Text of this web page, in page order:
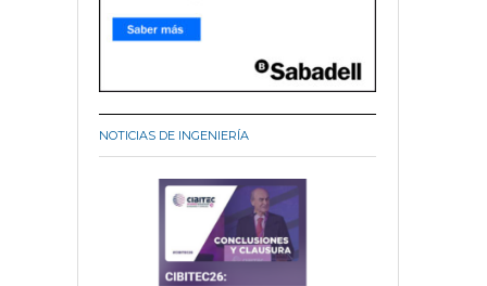
NOTICIAS DE INGENIERÍA